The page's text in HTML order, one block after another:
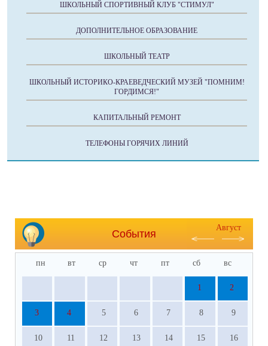
ШКОЛЬНЫЙ СПОРТИВНЫЙ КЛУБ "СТИМУЛ"
ДОПОЛНИТЕЛЬНОЕ ОБРАЗОВАНИЕ
ШКОЛЬНЫЙ ТЕАТР
ШКОЛЬНЫЙ ИСТОРИКО-КРАЕВЕДЧЕСКИЙ МУЗЕЙ "ПОМНИМ!
ГОРДИМСЯ!"
КАПИТАЛЬНЫЙ РЕМОНТ
ТЕЛЕФОНЫ ГОРЯЧИХ ЛИНИЙ
События
Август
пн вт ср чт пт сб вс
1 2
3 4 5 6 7 8 9
10 11 12 13 14 15 16